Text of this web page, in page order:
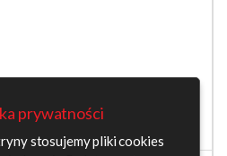
prywatności
stosujemy pliki cookies